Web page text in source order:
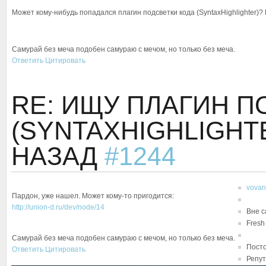
Может кому-нибудь попадался плагин подсветки кода
Самурай без меча подобен самураю с мечом, но только без меча.
Ответить Цитировать
RE: ИЩУ ПЛАГИН
НАЗАД #1244
Пардон, уже нашел. Может кому-то пригодится:
http://union-d.ru/dev/node/14
Вне
Самурай без меча подобен самураю с мечом, но только без меча.
Ответить Цитировать